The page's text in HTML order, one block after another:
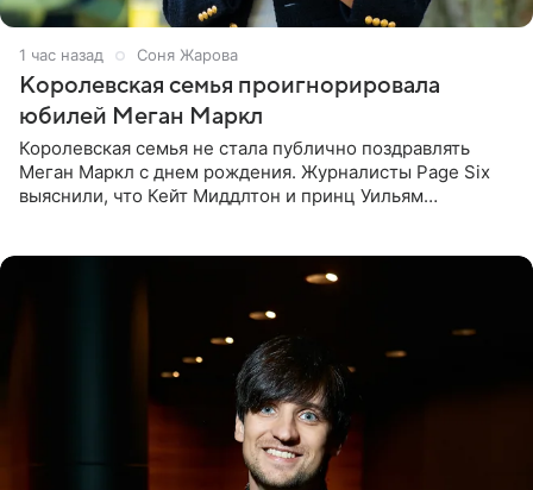
1 час назад Соня Жарова
Королевская семья проигнорировала
юбилей Меган Маркл
Королевская семья не стала публично поздравлять
Меган Маркл с днем рождения. Журналисты Page Six
выяснили, что Кейт Миддлтон и принц Уильям